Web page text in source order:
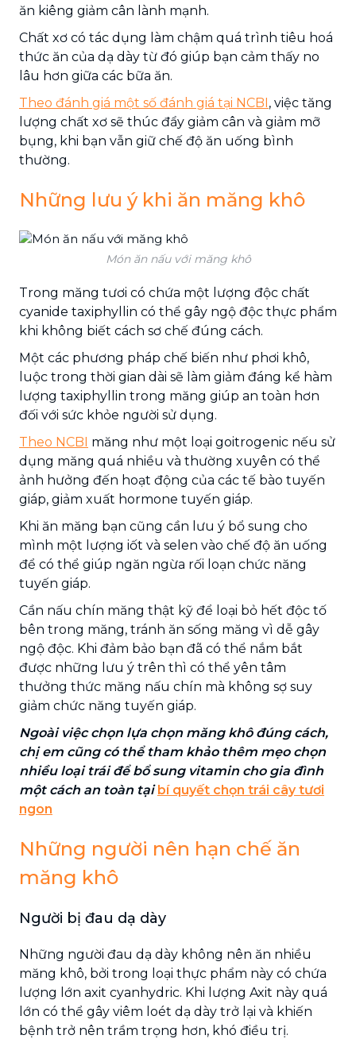
ăn kiêng giảm cân lành mạnh.
Chất xơ có tác dụng làm chậm quá trình tiêu hoá
thức ăn của dạ dày từ đó giúp bạn cảm thấy no
lâu hơn giữa các bữa ăn.
Theo đánh giá một số đánh giá tại NCBI, việc tăng
lượng chất xơ sẽ thúc đẩy giảm cân và giảm mỡ
bụng, khi bạn vẫn giữ chế độ ăn uống bình
thường.
Những lưu ý khi ăn măng khô
Món ăn nấu với măng khô
Trong măng tươi có chứa một lượng độc chất
cyanide taxiphyllin có thể gây ngộ độc thực phẩm
khi không biết cách sơ chế đúng cách.
Một các phương pháp chế biến như phơi khô,
luộc trong thời gian dài sẽ làm giảm đáng kể hàm
lượng taxiphyllin trong măng giúp an toàn hơn
đối với sức khỏe người sử dụng.
Theo NCBI măng như một loại goitrogenic nếu sử
dụng măng quá nhiều và thường xuyên có thể
ảnh hưởng đến hoạt động của các tế bào tuyến
giáp, giảm xuất hormone tuyến giáp.
Khi ăn măng bạn cũng cần lưu ý bổ sung cho
mình một lượng iốt và selen vào chế độ ăn uống
để có thể giúp ngăn ngừa rối loạn chức năng
tuyến giáp.
Cần nấu chín măng thật kỹ để loại bỏ hết độc tố
bên trong măng, tránh ăn sống măng vì dễ gây
ngộ độc. Khi đảm bảo bạn đã có thể nắm bắt
được những lưu ý trên thì có thể yên tâm
thưởng thức măng nấu chín mà không sợ suy
giảm chức năng tuyến giáp.
Ngoài việc chọn lựa chọn măng khô đúng cách,
chị em cũng có thể tham khảo thêm mẹo chọn
nhiều loại trái để bổ sung vitamin cho gia đình
một cách an toàn tạibí quyết chọn trái cây tươi
ngon
Những người nên hạn chế ăn
măng khô
Người bị đau dạ dày
Những người đau dạ dày không nên ăn nhiều
măng khô, bởi trong loại thực phẩm này có chứa
lượng lớn axit cyanhydric. Khi lượng Axit này quá
lớn có thể gây viêm loét dạ dày trở lại và khiến
bệnh trở nên trầm trọng hơn, khó điều trị.